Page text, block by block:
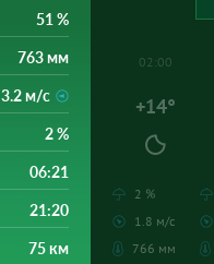
51 %
763 мм
3.2 м/с
2 %
06:21
21:20
75 км
02:00
+14°
2 %
1.8 м/с
766 мм